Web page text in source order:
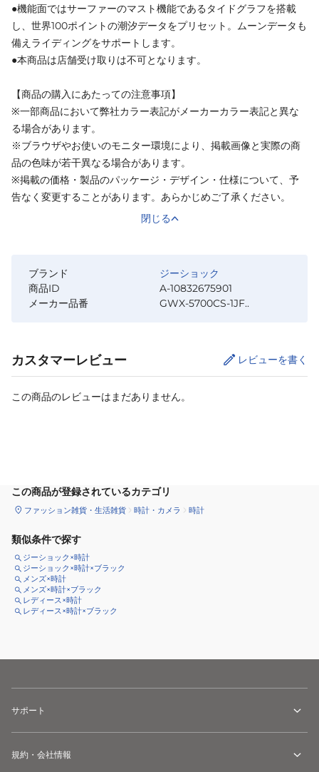
●機能面ではサーファーのマスト機能であるタイドグラフを搭載
し、世界100ポイントの潮汐データをプリセット。ムーンデータも
備えライディングをサポートします。
●本商品は店舗受け取りは不可となります。
【商品の購入にあたっての注意事項】
※一部商品において弊社カラー表記がメーカーカラー表記と異な
る場合があります。
※ブラウザやお使いのモニター環境により、掲載画像と実際の商
品の色味が若干異なる場合があります。
※掲載の価格・製品のパッケージ・デザイン・仕様について、予
告なく変更することがあります。あらかじめご了承ください。
閉じる
ブランド
ジーショック
商品ID
A-10832675901
メーカー品番
GWX-5700CS-1JF..
カスタマーレビュー レビューを書く
この商品のレビューはまだありません。
この商品が登録されているカテゴリ
ファッション雑貨・生活雑貨 時計・カメラ 時計
類似条件で探す
ジーショック×時計
ジーショック×時計×ブラック
メンズ×時計
メンズ×時計×ブラック
レディース×時計
レディース×時計×ブラック
サポート
規約・会社情報